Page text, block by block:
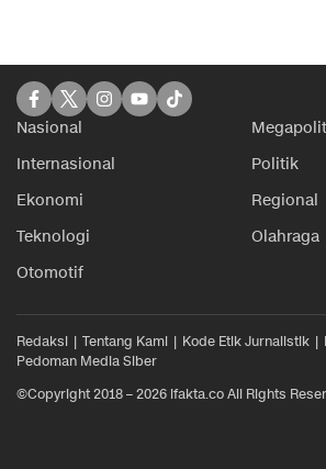
Nasional
Internasional
Politik
Ekonomi
Regional
Teknologi
Olahraga
Otomotif
Redaksi Tentang Kami Kode Etik Jurnalistik
Pedoman Media Siber
©Copyright 2018 – 2026 ifakta.co All Rights